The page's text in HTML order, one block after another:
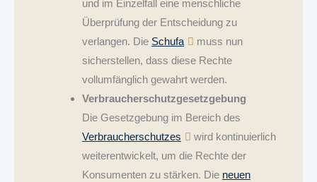
und im Einzelfall eine menschliche
Überprüfung der Entscheidung zu
verlangen. Die Schufa
muss nun
sicherstellen, dass diese Rechte
vollumfänglich gewahrt werden.
Verbraucherschutzgesetzgebung
Die Gesetzgebung im Bereich des
Verbraucherschutzes
wird kontinuierlich
weiterentwickelt, um die Rechte der
Konsumenten zu stärken. Die neuen